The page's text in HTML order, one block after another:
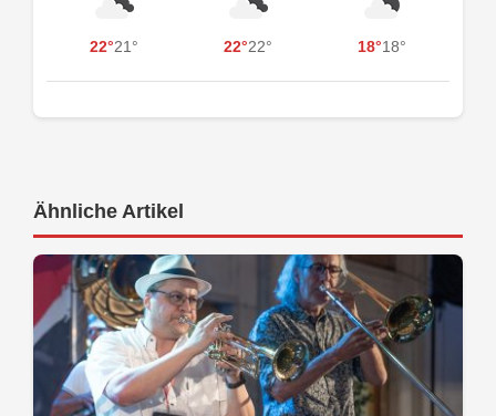
22°21° 22°22° 18°18°
Ähnliche Artikel